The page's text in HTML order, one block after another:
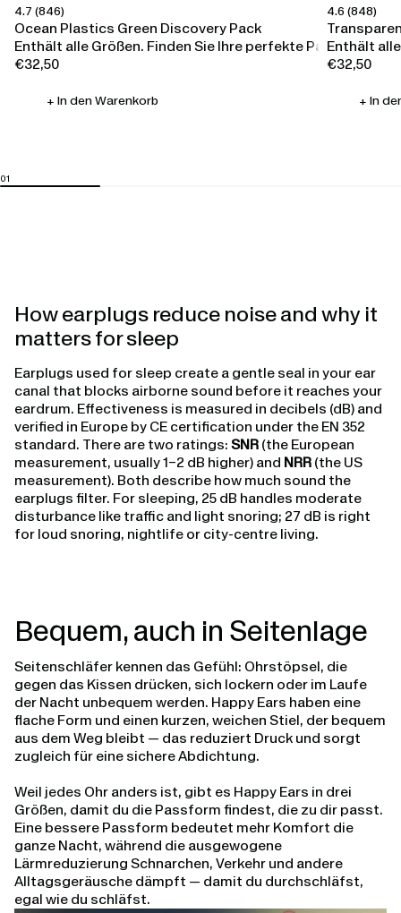
4.7 (846)
Happy Ears
Ocean Plastics Green Discovery Pack
Enthält alle Größen. Finden Sie Ihre perfekte Passform.
Regular
€32,50
+ In den Warenkorb
4.6 (848)
Happy Ears
Enthält
Regular
€32,50
+ In
How earplugs reduce noise and why it
matters for sleep
Earplugs used for sleep create a gentle seal in your ear
canal that blocks airborne sound before it reaches your
eardrum. Effectiveness is measured in decibels (dB) and
verified in Europe by CE certification under the EN 352
standard. There are two ratings: SNR (the European
measurement, usually 1–2 dB higher) and NRR (the US
measurement). Both describe how much sound the
earplugs filter. For sleeping, 25 dB handles moderate
disturbance like traffic and light snoring; 27 dB is right
for loud snoring, nightlife or city-centre living.
Bequem, auch in Seitenlage
Seitenschläfer kennen das Gefühl: Ohrstöpsel, die
gegen das Kissen drücken, sich lockern oder im Laufe
der Nacht unbequem werden. Happy Ears haben eine
flache Form und einen kurzen, weichen Stiel, der bequem
aus dem Weg bleibt — das reduziert Druck und sorgt
zugleich für eine sichere Abdichtung.
Weil jedes Ohr anders ist, gibt es Happy Ears in drei
Größen, damit du die Passform findest, die zu dir passt.
Eine bessere Passform bedeutet mehr Komfort die
ganze Nacht, während die ausgewogene
Lärmreduzierung Schnarchen, Verkehr und andere
Alltagsgeräusche dämpft — damit du durchschläfst,
egal wie du schläfst.